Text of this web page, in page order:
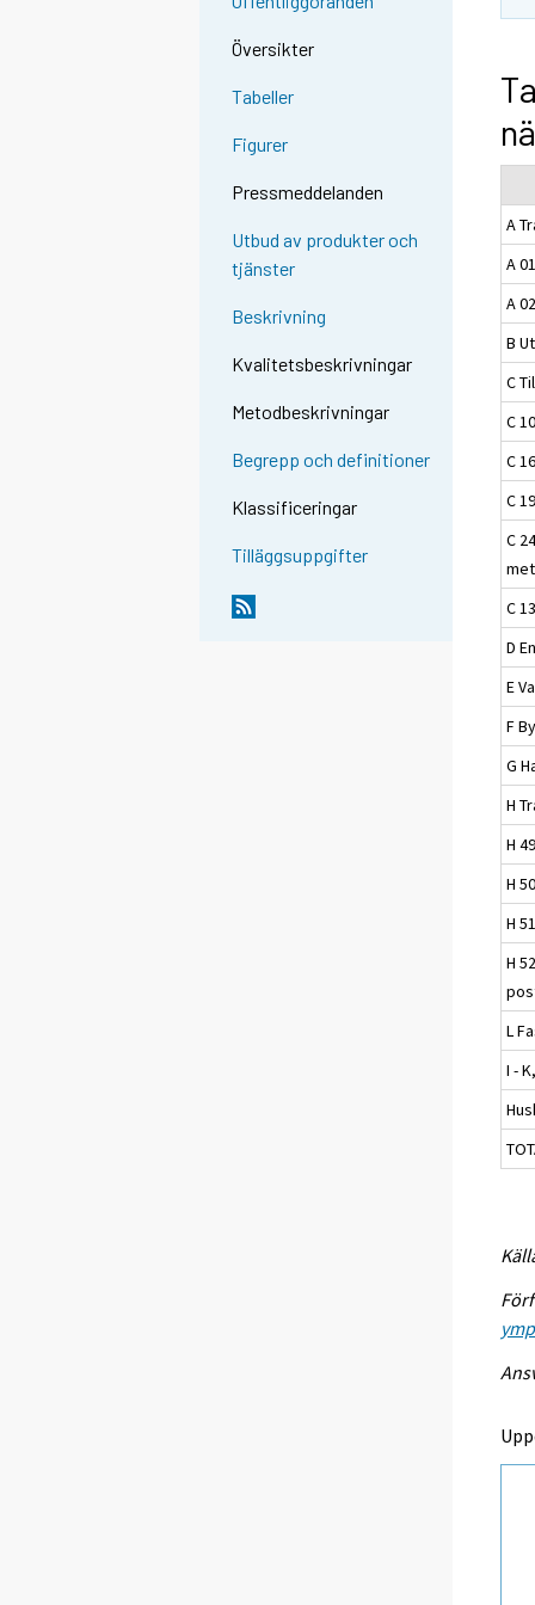
Översikter
Tabeller
Figurer
Pressmeddelanden
Utbud av produkter och
tjänster
Beskrivning
Kvalitetsbeskrivningar
Metodbeskrivningar
Begrepp och definitioner
Klassificeringar
Tilläggsuppgifter
A
A
A
B
C
C
C
C
C
C
D
E
F
G
H
H
H
H
H
L
I -